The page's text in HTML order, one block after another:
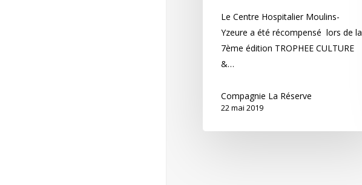
Le Centre Hospitalier Moulins-
Yzeure a été récompensé lors de la
7ème édition TROPHEE CULTURE
&…
Compagnie La Réserve
22 mai 2019